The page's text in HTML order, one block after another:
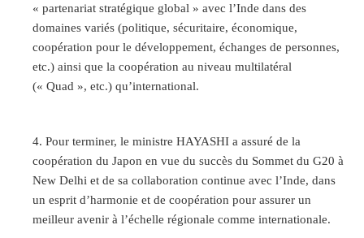
« partenariat stratégique global » avec l’Inde dans des
domaines variés (politique, sécuritaire, économique,
coopération pour le développement, échanges de personnes,
etc.) ainsi que la coopération au niveau multilatéral
(« Quad », etc.) qu’international.
Pour terminer, le ministre HAYASHI a assuré de la
coopération du Japon en vue du succès du Sommet du G20 à
New Delhi et de sa collaboration continue avec l’Inde, dans
un esprit d’harmonie et de coopération pour assurer un
meilleur avenir à l’échelle régionale comme internationale.